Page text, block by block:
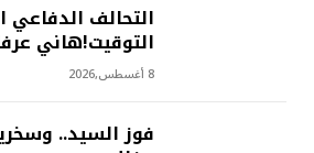
التحالف الدفاعي
التوقيت!هاني
8 أغسطس,2026
فوز السيد..